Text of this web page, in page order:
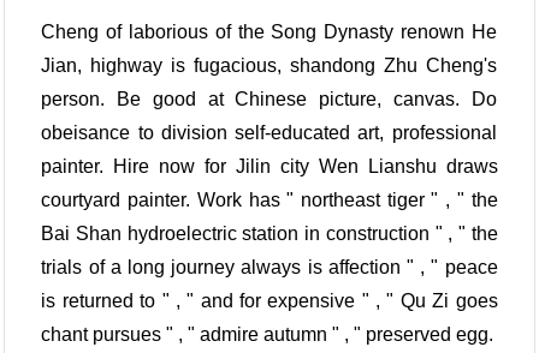
Cheng of laborious of the Song Dynasty renown He
Jian, highway is fugacious, shandong Zhu Cheng's
person. Be good at Chinese picture, canvas. Do
obeisance to division self-educated art, professional
painter. Hire now for Jilin city Wen Lianshu draws
courtyard painter. Work has " northeast tiger " , " the
Bai Shan hydroelectric station in construction " , " the
trials of a long journey always is affection " , " peace
is returned to " , " and for expensive " , " Qu Zi goes
chant pursues " , " admire autumn " , " preserved egg.